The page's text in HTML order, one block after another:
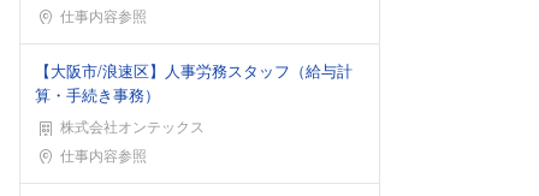
勤務地仕事内容参照
【大阪市/浪速区】人事労務スタッフ（給与計
算・手続き事務）
株式会社オンテックス
勤務地仕事内容参照